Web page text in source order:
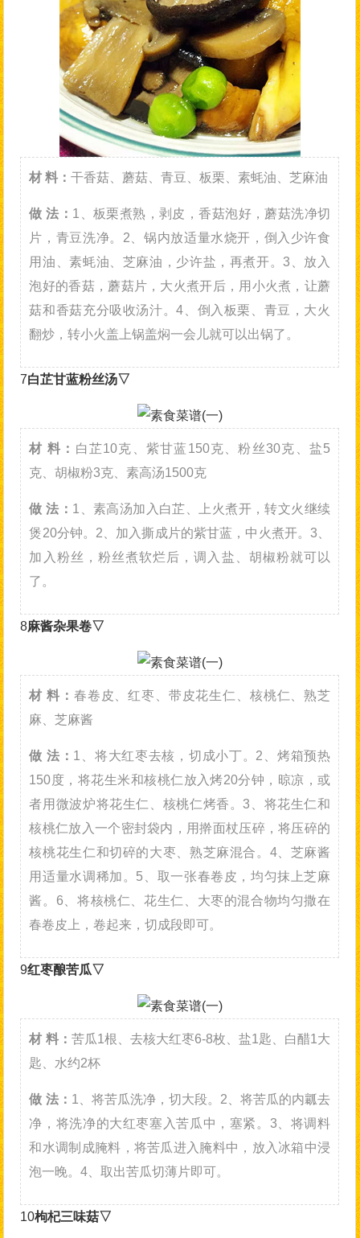
材 料：干香菇、蘑菇、青豆、板栗、素蚝油、芝麻油
做 法： 1、板栗煮熟，剥皮，香菇泡好，蘑菇洗净切
片，青豆洗净。2、锅内放适量水烧开，倒入少许食
用油、素蚝油、芝麻油，少许盐，再煮开。3、放入
泡好的香菇，蘑菇片，大火煮开后，用小火煮，让蘑
菇和香菇充分吸收汤汁。4、倒入板栗、青豆，大火
翻炒，转小火盖上锅盖焖一会儿就可以出锅了。
7白芷甘蓝粉丝汤▽
材 料： 白芷10克、紫甘蓝150克、粉丝30克、盐5
克、胡椒粉3克、素高汤1500克
做 法： 1、素高汤加入白芷、上火煮开，转文火继续
煲20分钟。2、加入撕成片的紫甘蓝，中火煮开。3、
加入粉丝，粉丝煮软烂后，调入盐、胡椒粉就可以
了。
8麻酱杂果卷▽
材 料： 春卷皮、红枣、带皮花生仁、核桃仁、熟芝
麻、芝麻酱
做 法： 1、将大红枣去核，切成小丁。2、烤箱预热
150度，将花生米和核桃仁放入烤20分钟，晾凉，或
者用微波炉将花生仁、核桃仁烤香。3、将花生仁和
核桃仁放入一个密封袋内，用擀面杖压碎，将压碎的
核桃花生仁和切碎的大枣、熟芝麻混合。4、芝麻酱
用适量水调稀加。5、取一张春卷皮，均匀抹上芝麻
酱。6、将核桃仁、花生仁、大枣的混合物均匀撒在
春卷皮上，卷起来，切成段即可。
9红枣酿苦瓜▽
材 料： 苦瓜1根、去核大红枣6-8枚、盐1匙、白醋1大
匙、水约2杯
做 法： 1、将苦瓜洗净，切大段。2、将苦瓜的内瓤去
净，将洗净的大红枣塞入苦瓜中，塞紧。3、将调料
和水调制成腌料，将苦瓜进入腌料中，放入冰箱中浸
泡一晚。4、取出苦瓜切薄片即可。
10枸杞三味菇▽